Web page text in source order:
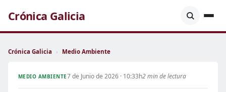
Crónica Galicia
Crónica Galicia › Medio Ambiente
MEDIO AMBIENTE7 de Junio de 2026 · 10:33h2 min de lectura